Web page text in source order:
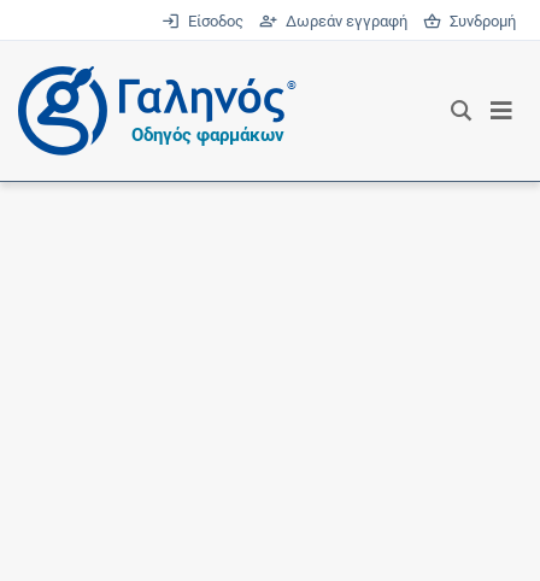
Είσοδος Δωρεάν εγγραφή Συνδρομή
®
Οδηγός φαρμάκων